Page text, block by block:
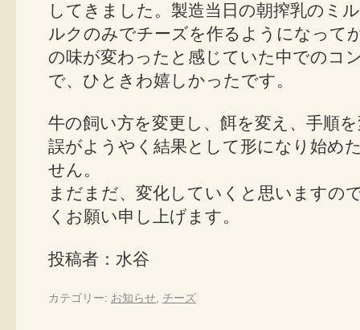
してきました。製造当日の朝搾乳のミ
ルクのみでチーズを作るようになって
の味が変わったと感じていた中でのコ
で、ひときわ嬉しかったです。
牛の飼い方を変更し、餌を変え、手順
誤がようやく結果として形になり始め
せん。
まだまだ、変化していくと思いますの
くお願い申し上げます。
投稿者：水谷
カテゴリー: お知らせ チーズ